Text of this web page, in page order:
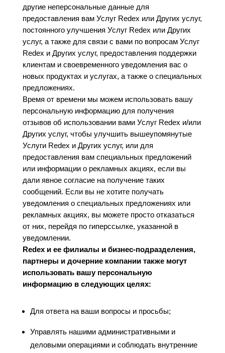
другие неперсональные данные для
предоставления вам Услуг Redex или Других услуг,
постоянного улучшения Услуг Redex или Других
услуг, а также для связи с вами по вопросам Услуг
Redex и Других услуг, предоставления поддержки
клиентам и своевременного уведомления вас о
новых продуктах и услугах, а также о специальных
предложениях.
Время от времени мы можем использовать вашу
персональную информацию для получения
отзывов об использовании вами Услуг Redex и/или
Других услуг, чтобы улучшить вышеупомянутые
Услуги Redex и Других услуг, или для
предоставления вам специальных предложений
или информации о рекламных акциях, если вы
дали явное согласие на получение таких
сообщений. Если вы не хотите получать
уведомления о специальных предложениях или
рекламных акциях, вы можете просто отказаться
от них, перейдя по гиперссылке, указанной в
уведомлении.
Redex и ее филиалы и бизнес-подразделения,
партнеры и дочерние компании также могут
использовать вашу персональную
информацию в следующих целях:
Для ответа на ваши вопросы и просьбы;
Управлять нашими административными и
деловыми операциями и соблюдать внутренние